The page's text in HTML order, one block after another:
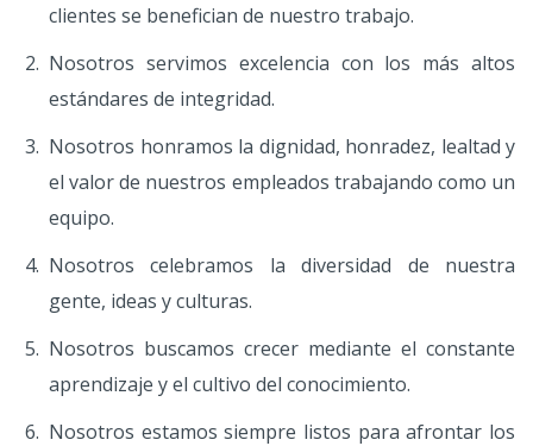
clientes se benefician de nuestro trabajo.
Nosotros servimos excelencia con los más altos
estándares de integridad.
Nosotros honramos la dignidad, honradez, lealtad y
el valor de nuestros empleados trabajando como un
equipo.
Nosotros celebramos la diversidad de nuestra
gente, ideas y culturas.
Nosotros buscamos crecer mediante el constante
aprendizaje y el cultivo del conocimiento.
Nosotros estamos siempre listos para afrontar los